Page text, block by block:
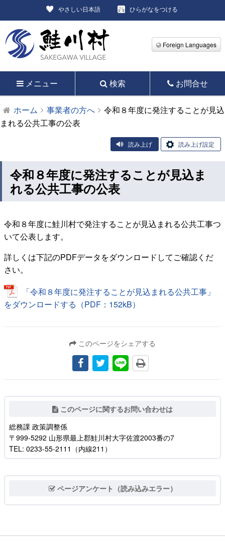
やさしい日本語 ひらがなをつける
Foreign Languages
メニュー 検索 お問合せ
ホーム 事業者の方へ
令和８年度に発注することが見込
まれる公共工事の公表
読み上げ 読み上げ設定
令和８年度に発注することが見込ま
れる公共工事の公表
令和８年度に鮭川村で発注することが見込まれる公共工事つ
いて公表します。
詳しくは下記のPDFデータをダウンロードしてご確認くだ
さい。
「令和８年度に発注することが見込まれる公共工事」
をダウンロードする（PDF：152kB）
このページをシェアする
このページに関するお問い合わせは
総務課 政策調整係
〒999-5292 山形県最上郡鮭川村大字佐渡2003番の7
TEL: 0233-55-2111（内線211）
ページアンケート（読み込みエラー）